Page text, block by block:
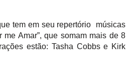
tem em seu repertório músicas
me Amar”, que somam mais de 8
estão: Tasha Cobbs e Kirk